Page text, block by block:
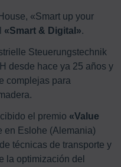
«Smart up your
«Smart & Digital».
Steuerungstechnik
desde hace ya 25 años y
complejas para
el premio «Value
en Eslohe (Alemania)
técnicas de transporte y
la optimización del